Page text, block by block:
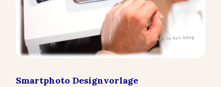
Smartphoto Designvorlage